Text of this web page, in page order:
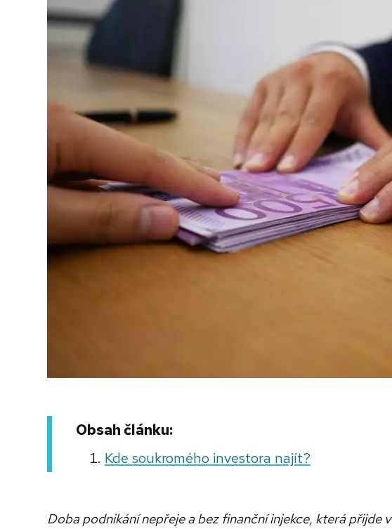
Obsah článku:
Kde soukromého investora najít?
Doba podnikání nepřeje a bez finanční injekce, která přijde